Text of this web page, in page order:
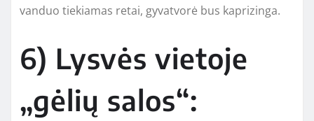
vanduo tiekiamas retai, gyvatvorė bus kaprizinga.
6) Lysvės vietoje
„gėlių salos“: